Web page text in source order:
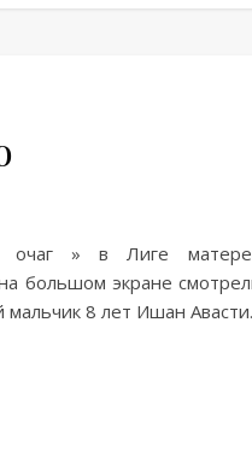
очаг » в Лиге
большом экране
мальчик 8 лет Ишан